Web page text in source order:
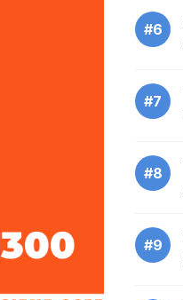
#6
#7
#8
#9